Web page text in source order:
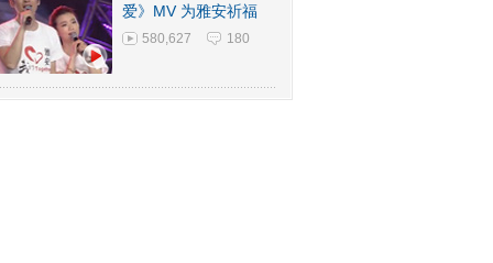
爱》MV 为雅安祈福
580,627 180